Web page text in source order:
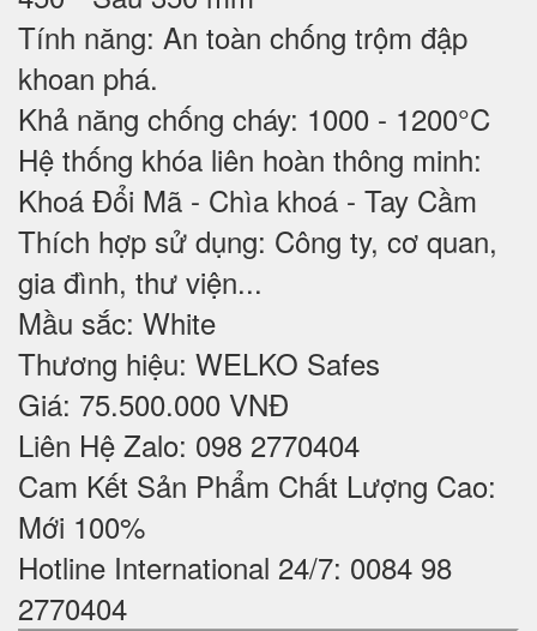
Tính năng: An toàn chống trộm đập
khoan phá.
Khả năng chống cháy: 1000 - 1200°C
Hệ thống khóa liên hoàn thông minh:
Khoá Đổi Mã - Chìa khoá - Tay Cầm
Thích hợp sử dụng: Công ty, cơ quan,
gia đình, thư viện...
Mầu sắc: White
Thương hiệu: WELKO Safes
Giá: 75.500.000 VNĐ
Liên Hệ Zalo: 098 2770404
Cam Kết Sản Phẩm Chất Lượng Cao:
Mới 100%
Hotline International 24/7: 0084 98
2770404